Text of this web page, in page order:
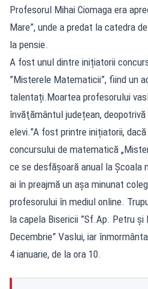
Profesorul Mihai Ciomaga era
Mare”, unde a predat la catedra
la pensie.
A fost unul dintre inițiatorii
”Misterele Matematicii”, fiind un
talentați.Moartea profesorului
învăţământul județean,
elevi.”A fost printre inițiatorii,
concursului de matematică
ce se desfășoară anual la Școala
ai în preajmă un așa minunat
profesorului în mediul online.
la capela Bisericii ”Sf.Ap. Petru și
Decembrie” Vaslui, iar
4 ianuarie, de la ora 10.